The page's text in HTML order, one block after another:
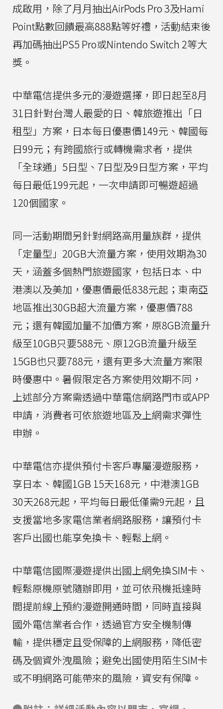
成啟用，除了月月抽出AirPods Pro 3及Hami
Point點數回饋最高888點等好禮，活動結束後
再加碼抽出PS5 Pro或Nintendo Switch 2等大
獎。
中華電信提供多元的漫遊選擇，即日起至8月
31日針對台灣人最愛的日、韓旅遊推出「日
租型」方案，日本每日優惠價149元、韓國每
日99元；有跨國旅行或轉機需求者，提供
「全球通」5日型、7日型及9日型方案，平均
每日最低199元起，一次申請即可暢遊超過
120個國家。
同一活動期間另針對網路高用量族群，提供
「定量型」20GB大流量方案，使用效期為30
天，涵蓋多個熱門旅遊國家，包括日本、中
港澳以及美加，優惠價最低838元起；東南亞
地區推出30GB超大流量方案，優惠價788
元；還有韓國加量不加價方案，原8GB流量升
級至10GB只要588元、原12GB流量升級至
15GB也只要788元，還有更多大流量方案限
時優惠中。暑假限定各方案使用效期不同，
上述部分方案需透過中華電信網路門市或APP
申請，消費者可依旅遊地區及上網需求彈性
申辦。
中華電信亦提供預付卡客戶專屬漫遊服務，
享日本、韓國1GB 15天168元，中港澳1GB
30天268元起，平均每日最低僅需9元起，且
支援當地多家電信業者網路服務，讓預付卡
客戶出國也能享免換卡、輕鬆上網。
中華電信國際漫遊提供出國上網免換SIM卡、
輕鬆原機原號隨辦即用，並可依飛機抵達時
間提前線上預約漫遊開通時間，同時直接與
國外電信業者合作，透過官方安全機制傳
輸，提供穩定且受保障的上網服務，降低密
碼及個資外洩風險；避免出國使用陌生SIM卡
或不明網路可能帶來的風險，資安有保障。